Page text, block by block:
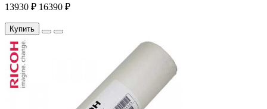
13930 ₽ 16390 ₽
Купить